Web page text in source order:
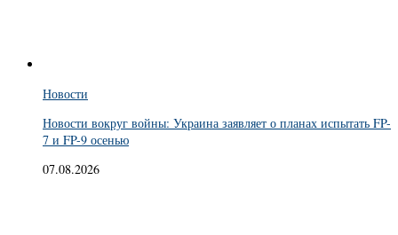
Новости
Новости вокруг войны: Украина заявляет о планах испытать FP-
7 и FP-9 осенью
07.08.2026